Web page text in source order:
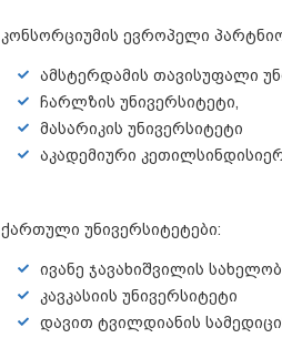
კონსორციუმის ევროპელი
ამსტერდამის თავისუფალი
ჩარლზის უნივერსიტეტი,
მასარიკის უნივერსიტეტი
აკადემიური
ქართული უნივერსიტეტები:
ივანე ჯავახიშვილის
კავკასიის უნივერსიტეტი
დავით ტვილდიანის